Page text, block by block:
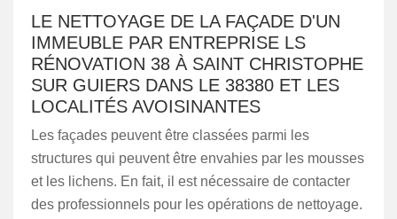
LE NETTOYAGE DE LA FAÇADE D'UN
IMMEUBLE PAR ENTREPRISE LS
RÉNOVATION 38 À SAINT CHRISTOPHE
SUR GUIERS DANS LE 38380 ET LES
LOCALITÉS AVOISINANTES
Les façades peuvent être classées parmi les
structures qui peuvent être envahies par les mousses
et les lichens. En fait, il est nécessaire de contacter
des professionnels pour les opérations de nettoyage.